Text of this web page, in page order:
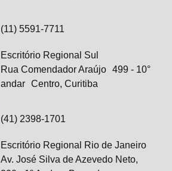
(11) 5591-7711
Escritório Regional Sul
Rua Comendador Araújo 499 - 10°
andar Centro, Curitiba
(41) 2398-1701
Escritório Regional Rio de Janeiro
Av. José Silva de Azevedo Neto,